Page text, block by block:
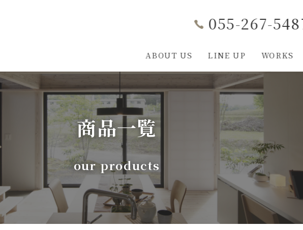
055-267-
ABOUT US
L-STYLE COCOCARAについて L-STYLEのこだわり 展示場のご
LINE UP
LINEUP 資料ダウンロード
WORKS
家づくり勉強会 構造見学会 完成見学会
事業内容 会社概要
商品一覧
our products